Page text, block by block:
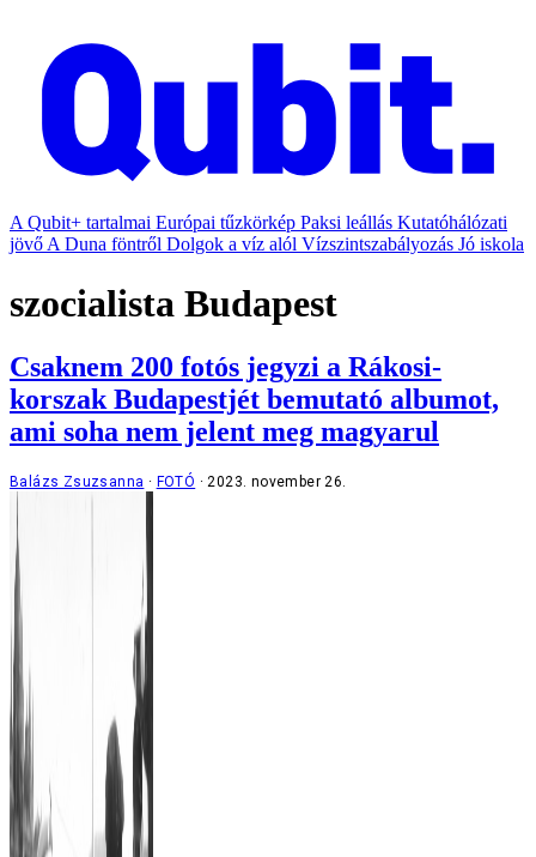
A Qubit+ tartalmai Európai tűzkörkép Paksi leállás Kutatóhálózati
jövő A Duna föntről Dolgok a víz alól Vízszintszabályozás Jó iskola
szocialista Budapest
Csaknem 200 fotós jegyzi a Rákosi-
korszak Budapestjét bemutató albumot,
ami soha nem jelent meg magyarul
Balázs Zsuzsanna FOTÓ 2023. november 26.